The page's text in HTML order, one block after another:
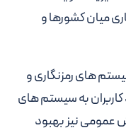
میان کشورها و
های رمزنگاری و
به سیستم های
عمومی نیز بهبود